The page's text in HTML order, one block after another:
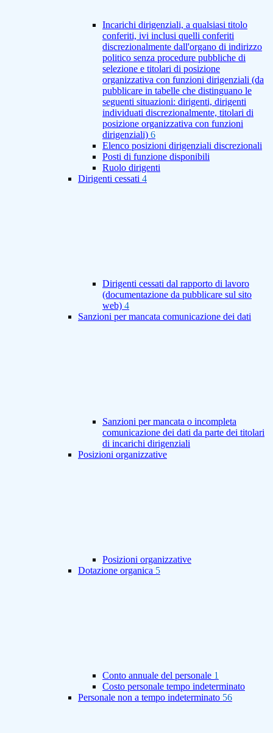
Incarichi dirigenziali, a qualsiasi titolo
conferiti, ivi inclusi quelli conferiti
discrezionalmente dall'organo di indirizzo
politico senza procedure pubbliche di
selezione e titolari di posizione
organizzativa con funzioni dirigenziali (da
pubblicare in tabelle che distinguano le
seguenti situazioni: dirigenti, dirigenti
individuati discrezionalmente, titolari di
posizione organizzativa con funzioni
dirigenziali) 6
Elenco posizioni dirigenziali discrezionali
Posti di funzione disponibili
Ruolo dirigenti
Dirigenti cessati 4
Dirigenti cessati dal rapporto di lavoro
(documentazione da pubblicare sul sito
web) 4
Sanzioni per mancata comunicazione dei dati
Sanzioni per mancata o incompleta
comunicazione dei dati da parte dei titolari
di incarichi dirigenziali
Posizioni organizzative
Posizioni organizzative
Dotazione organica 5
Conto annuale del personale 1
Costo personale tempo indeterminato
Personale non a tempo indeterminato 56